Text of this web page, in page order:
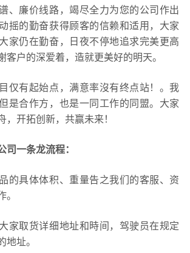
、廉价线路，竭尽全力为您的公司作出
摇的勤奋获得顾客的信赖和适用，大家
家仍在勤奋，日夜不停地追求完美更高
客户的深爱着，造就更美好的明天。
仅有起始点，满意率沒有终点站！。我
是合作方，也是一同工作的同盟。大家
，开拓创新，共赢未来！
司一条龙流程：
的具体体积、重量告之我们的客服、资
。
家取货详细地址和時间，驾驶员在规定
地址。